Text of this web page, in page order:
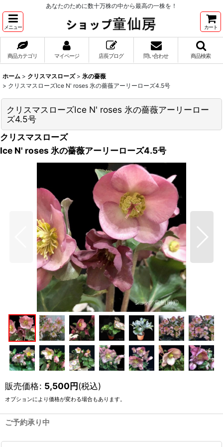
あなたのために数十万株の中から最高の一株を！
メニュー カート
商品カテゴリ マイページ 店長ブログ 問い合わせ 商品検索
ホーム > クリスマスローズ > 氷の薔薇
> クリスマスローズIce N' roses 氷の薔薇アーリーローズ4.5号
クリスマスローズIce N' roses 氷の薔薇アーリーロー
ズ4.5号
クリスマスローズ
Ice N' roses 氷の薔薇アーリーローズ4.5号
販売価格: 5,500円(税込)
オプションにより価格が変わる場合もあります。
ご予約承り中